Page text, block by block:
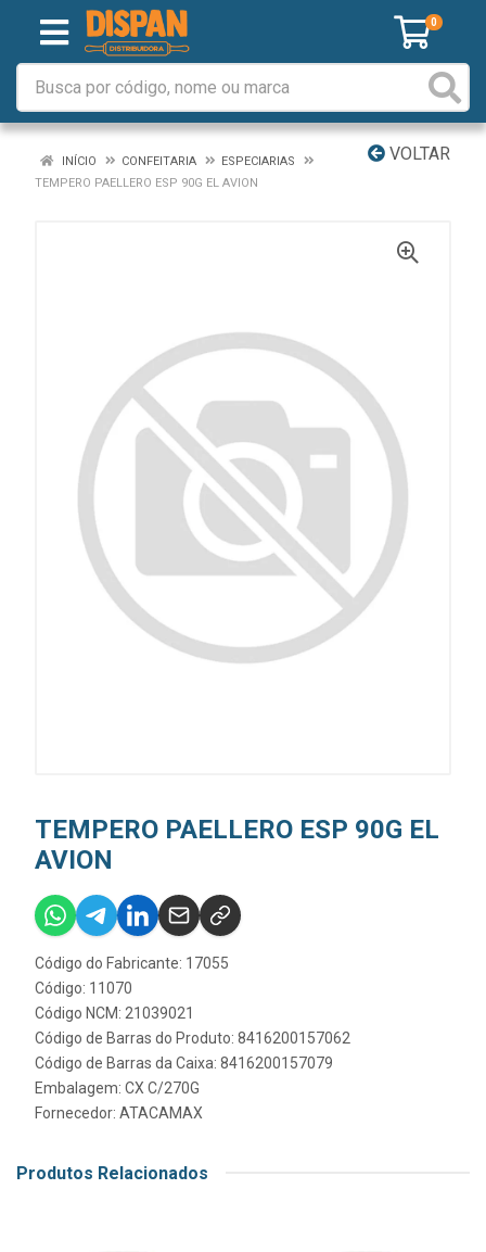
0
VOLTAR
INÍCIO CONFEITARIA
ESPECIARIAS
TEMPERO PAELLERO ESP 90G EL AVION
TEMPERO PAELLERO ESP 90G EL
AVION
Código do Fabricante: 17055
Código: 11070
Código NCM: 21039021
Código de Barras do Produto: 8416200157062
Código de Barras da Caixa: 8416200157079
Embalagem: CX C/270G
Fornecedor: ATACAMAX
Produtos Relacionados